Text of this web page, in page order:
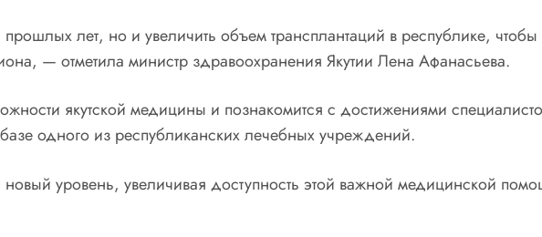
лет, но и увеличить объем трансплантаций в республике,
— отметила министр здравоохранения Якутии Лена Афанасьева.
якутской медицины и познакомится с достижениями
одного из республиканских лечебных учреждений.
уровень, увеличивая доступность этой важной медицинской